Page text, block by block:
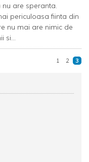
nu are speranta.
periculoasa fiinta din
nu mai are nimic de
si...
1 2 3